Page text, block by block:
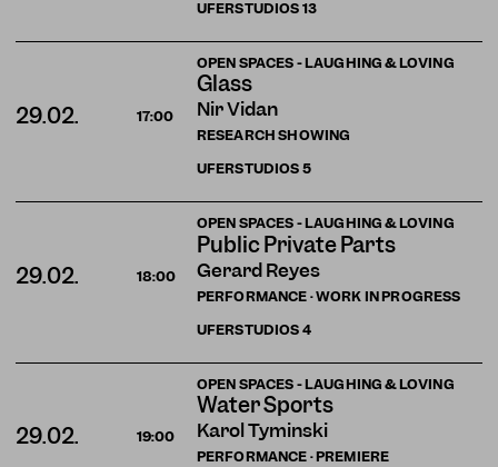
UFERSTUDIOS13
OPEN SPACES - LAUGHING & LOVING
Glass
Nir Vidan
RESEARCH SHOWING
29.02. 17:00
UFERSTUDIOS5
OPEN SPACES - LAUGHING & LOVING
Public Private Parts
Gerard Reyes
PERFORMANCE · WORK IN PROGRESS
29.02. 18:00
UFERSTUDIOS4
OPEN SPACES - LAUGHING & LOVING
Water Sports
Karol Tyminski
PERFORMANCE · PREMIERE
29.02. 19:00